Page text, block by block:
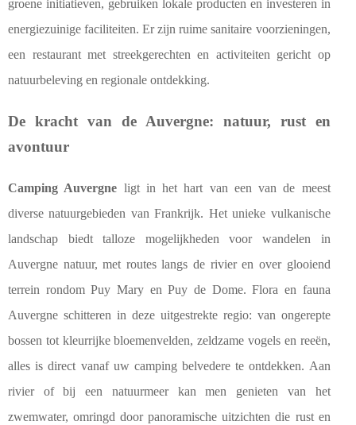
groene initiatieven, gebruiken lokale producten en investeren in
energiezuinige faciliteiten. Er zijn ruime sanitaire voorzieningen,
een restaurant met streekgerechten en activiteiten gericht op
natuurbeleving en regionale ontdekking.
De kracht van de Auvergne: natuur, rust en
avontuur
Camping Auvergne ligt in het hart van een van de meest
diverse natuurgebieden van Frankrijk. Het unieke vulkanische
landschap biedt talloze mogelijkheden voor wandelen in
Auvergne natuur, met routes langs de rivier en over glooiend
terrein rondom Puy Mary en Puy de Dome. Flora en fauna
Auvergne schitteren in deze uitgestrekte regio: van ongerepte
bossen tot kleurrijke bloemenvelden, zeldzame vogels en reeën,
alles is direct vanaf uw camping belvedere te ontdekken. Aan
rivier of bij een natuurmeer kan men genieten van het
zwemwater, omringd door panoramische uitzichten die rust en